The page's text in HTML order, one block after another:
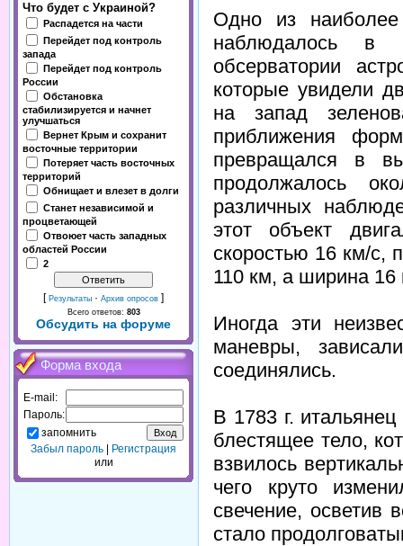
Что будет с Украиной?
Распадется на части
Перейдет под контроль
запада
Перейдет под контроль
России
Обстановка
стабилизируется и начнет
улучшаться
Вернет Крым и сохранит
восточные территории
Потеряет часть восточных
территорий
Обнищает и влезет в долги
Станет независимой и
процветающей
Отвоюет часть западных
областей России
2
[ Результаты · Архив опросов ]
Всего ответов: 803
Обсудить на форуме
Форма входа
E-mail:
Пароль:
запомнить
Забыл пароль
Регистрация
или
Одно из
наблюдалось в
обсерватории
которые увидели
на запад
приближения
превращался в
продолжалось
различных
этот объект
скоростью 16 км/с,
110 км, а ширина 16
Иногда эти
маневры,
соединялись.
В 1783 г.
блестящее тело,
взвилось
чего круто
свечение, осветив
стало